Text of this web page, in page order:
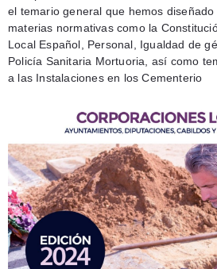
el temario general que hemos
materias normativas como la
Local Español, Personal, Igualdad de
Policía Sanitaria Mortuoria, así como
a las Instalaciones en los Cementerio